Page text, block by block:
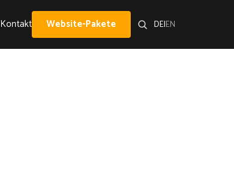
Kontakt Website-Pakete DE|EN